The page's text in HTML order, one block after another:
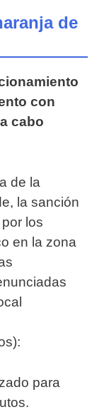
de
con
cabo
de la
la sanción
los
en la zona
para